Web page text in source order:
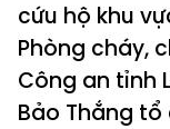
cứu hộ khu
Phòng cháy,
Công an tỉnh
Bảo Thắng